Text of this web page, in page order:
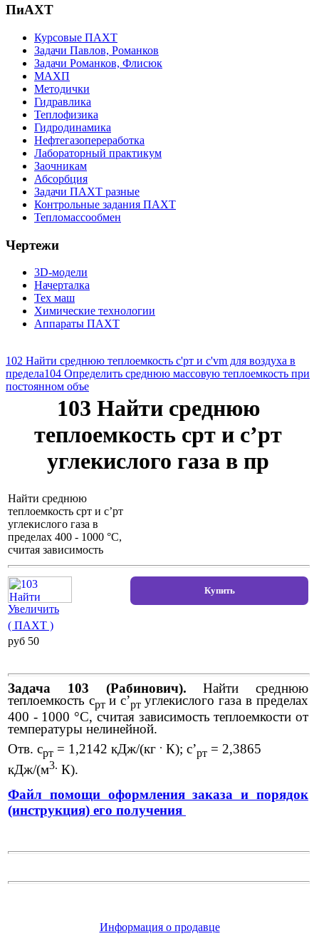
ПиАХТ
Курсовые ПАХТ
Задачи Павлов, Романков
Задачи Романков, Флисюк
МАХП
Методички
Гидравлика
Теплофизика
Гидродинамика
Нефтегазопереработка
Лабораторный практикум
Заочникам
Абсорбция
Задачи ПАХТ разные
Контрольные задания ПАХТ
Тепломассообмен
Чертежи
3D-модели
Начерталка
Тех маш
Химические технологии
Аппараты ПАХТ
102 Найти среднюю теплоемкость с'рт и c'vm для воздуха в
предела104 Определить среднюю массовую теплоемкость при
постоянном объе
103 Найти среднюю
теплоемкость срт и с’pт
углекис­лого газа в пр
Найти среднюю
теплоемкость срт и с’pт
углекис­лого газа в
пределах 400 - 1000 °С,
считая зависимость
Увеличить
( ПАХТ )
pуб 50
Задача 103 (Рабинович). Найти среднюю
теплоемкость срт и с’pт углекис­лого газа в пределах
400 - 1000 °С, считая зависимость теплоемкости от
температуры нелинейной.
Отв. срт = 1,2142 кДж/(кг . К); с’pт = 2,3865
кДж/(м3. К).
Файл помощи оформления заказа и порядок
(инструкция) его получения
Информация о продавце